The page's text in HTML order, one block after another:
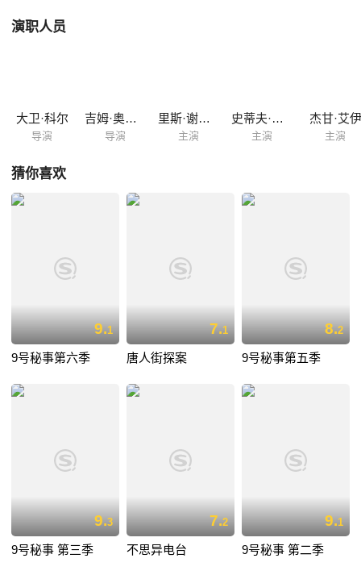
演职人员
大卫·科尔
导演
吉姆·奥汉龙
导演
里斯·谢尔史密斯
主演
史蒂夫·佩姆伯顿
主演
杰甘·艾伊
主演
猜你喜欢
9.1
9号秘事第六季
7.1
唐人街探案
8.2
9号秘事第五季
9.3
9号秘事 第三季
7.2
不思异电台
9.1
9号秘事 第二季